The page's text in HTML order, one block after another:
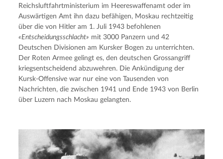
Reichsluftfahrtministerium im Heereswaffenamt oder im
Auswärtigen Amt ihn dazu befähigen, Moskau rechtzeitig
«Entscheidungsschlacht» mit 3000 Panzern und 42
Deutschen Divisionen am Kursker Bogen zu unterrichten.
Der Roten Armee gelingt es, den deutschen Grossangriff
kriegsentscheidend abzuwehren. Die Ankündigung der
Kursk-Offensive war nur eine von Tausenden von
Nachrichten, die zwischen 1941 und Ende 1943 von Berlin
über Luzern nach Moskau gelangten.